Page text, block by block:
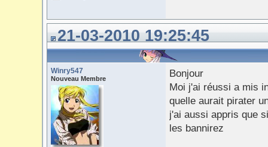
21-03-2010 19:25:45
Winry547
Nouveau Membre
Bonjour
Moi j'ai réussi a mis
quelle aurait pirater
j'ai aussi appris que
les bannirez